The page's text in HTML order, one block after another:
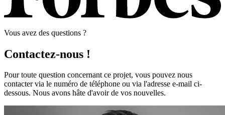
Vous avez des questions ?
Contactez-nous !
Pour toute question concernant ce projet, vous pouvez nous
contacter via le numéro de téléphone ou via l'adresse e-mail ci-
dessous. Nous avons hâte d'avoir de vos nouvelles.